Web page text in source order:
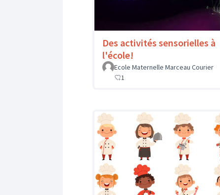
Des activités sensorielles à
l'école!
Ecole Maternelle Marceau Courier
1